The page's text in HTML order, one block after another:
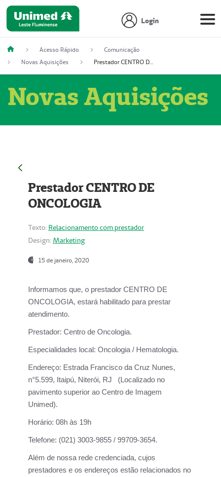
Login
Acesso Rápido
Comunicação
Novas Aquisições
Prestador CENTRO DE ONCOLOGIA
Novas Aquisições
Prestador CENTRO DE
ONCOLOGIA
Texto: Relacionamento com prestador
Design: Marketing
15 de janeiro, 2020
Informamos que, o prestador CENTRO DE
ONCOLOGIA, estará habilitado para prestar
atendimento.
Prestador: Centro de Oncologia.
Especialidades local: Oncologia / Hematologia.
Endereço: Estrada Francisco da Cruz Nunes,
n°5.599, Itaipú, Niterói, RJ (Localizado no
pavimento superior ao Centro de Imagem
Unimed).
Horário: 08h às 19h
Telefone: (021) 3003-9855 / 99709-3654.
Além de nossa rede credenciada, cujos
prestadores e os endereços estão relacionados no